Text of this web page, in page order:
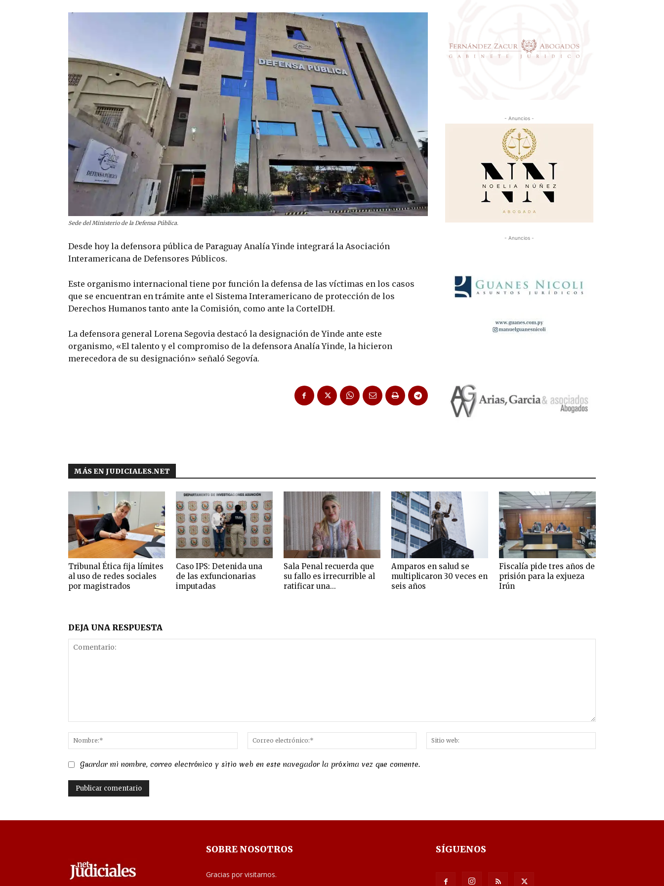
Sede del Ministerio de la Defensa Pública.
Desde hoy la defensora pública de Paraguay Analía Yinde integrará la Asociación
Interamericana de Defensores Públicos.
Este organismo internacional tiene por función la defensa de las víctimas en los casos
que se encuentran en trámite ante el Sistema Interamericano de protección de los
Derechos Humanos tanto ante la Comisión, como ante la CorteIDH.
La defensora general Lorena Segovia destacó la designación de Yinde ante este
organismo, «El talento y el compromiso de la defensora Analía Yinde, la hicieron
merecedora de su designación» señaló Segovía.
- Anuncios -
- Anuncios -
MÁS EN JUDICIALES.NET
Tribunal Ética fija límites
al uso de redes sociales
por magistrados
Caso IPS: Detenida una
de las exfuncionarias
imputadas
Sala Penal recuerda que
su fallo es irrecurrible al
ratificar una...
Amparos en salud se
multiplicaron 30 veces en
seis años
Fiscalía pide tres años de
prisión para la exjueza
Irún
DEJA UNA RESPUESTA
Nombre:*
Correo
electrónico:*
web:
Guardar mi nombre, correo electrónico y sitio web en este navegador la próxima vez que comente.
SOBRE NOSOTROS
Gracias por visitarnos.
SÍGUENOS